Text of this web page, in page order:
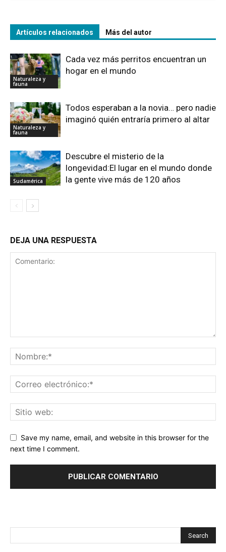
Artículos relacionados Más del autor
Naturaleza y
fauna
Cada vez más perritos encuentran un
hogar en el mundo
Naturaleza y
fauna
Todos esperaban a la novia… pero nadie
imaginó quién entraría primero al altar
Sudamérica
Descubre el misterio de la
longevidad:El lugar en el mundo donde
la gente vive más de 120 años
DEJA UNA RESPUESTA
Save my name, email, and website in this browser for the
next time I comment.